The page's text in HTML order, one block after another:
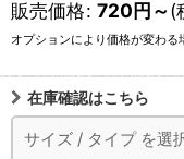
販売価格: 720円～(
オプションにより価格が変わる
在庫確認はこちら
サイズ / タイプ を選